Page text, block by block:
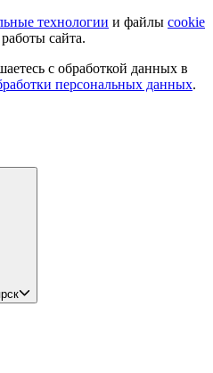
технологии и файлы cookie
сайта.
с обработкой данных в
персональных данных.